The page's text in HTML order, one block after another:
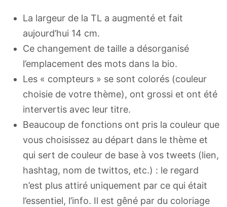
La largeur de la TL a augmenté et fait
aujourd’hui 14 cm.
Ce changement de taille a désorganisé
l’emplacement des mots dans la bio.
Les « compteurs » se sont colorés (couleur
choisie de votre thème), ont grossi et ont été
intervertis avec leur titre.
Beaucoup de fonctions ont pris la couleur que
vous choisissez au départ dans le thème et
qui sert de couleur de base à vos tweets (lien,
hashtag, nom de twittos, etc.) : le regard
n’est plus attiré uniquement par ce qui était
l’essentiel, l’info. Il est gêné par du coloriage